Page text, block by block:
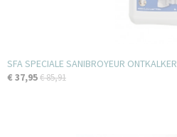
SFA SPECIALE SANIBROYEUR ONTKALKER
€ 37,95€ 85,91